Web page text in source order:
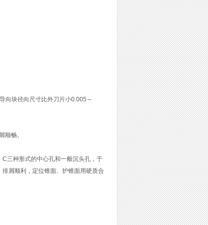
向块径向尺寸比外刀片小0.005～
顺畅。
三种形式的中心孔和一般沉头孔，于
屑顺利，定位锥面、护锥面用硬质合